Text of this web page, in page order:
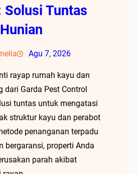
Solusi Tuntas
Agu 7, 2026
rayap rumah kayu dan
dari Garda Pest Control
tuntas untuk mengatasi
struktur kayu dan perabot
penanganan terpadu
bergaransi, properti Anda
parah akibat